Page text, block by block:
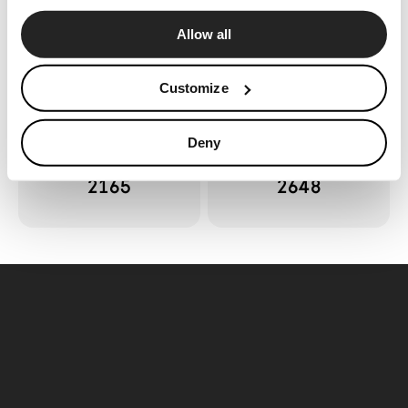
Allow all
Customize
Deny
Configurador
News
Press
Catálogos
Language
Consola Air
2165
Consola Air
2648